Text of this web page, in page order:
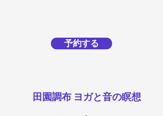
予約する
田園調布 ヨガと音の瞑想